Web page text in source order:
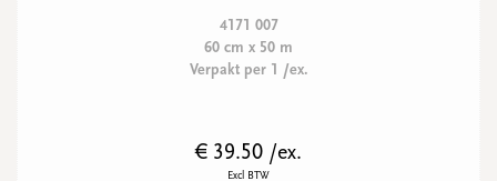
4171 007
60 cm x 50 m
Verpakt per 1 /ex.
€ 39.50 /ex.
Excl BTW